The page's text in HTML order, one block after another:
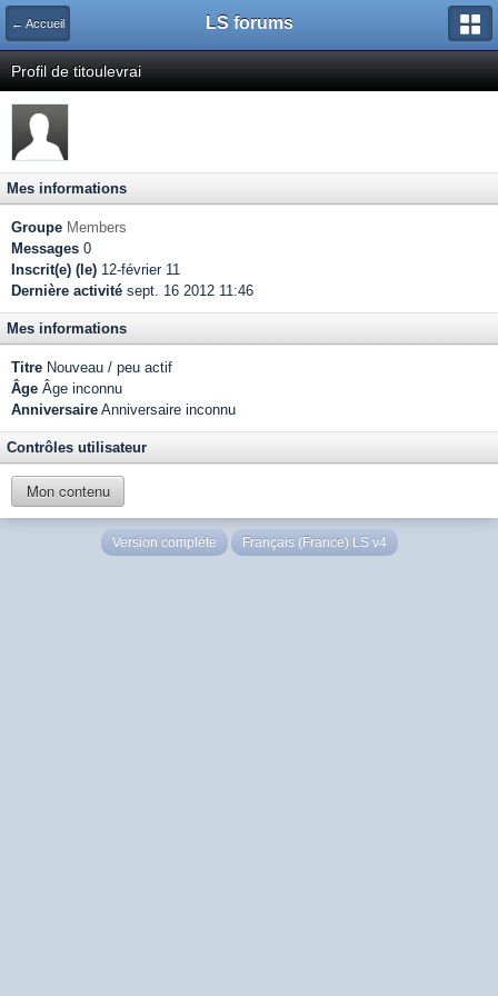
← Accueil LS forums
Profil de titoulevrai
Mes informations
Groupe Members
Messages 0
Inscrit(e) (le) 12-février 11
Dernière activité sept. 16 2012 11:46
Mes informations
Titre Nouveau / peu actif
Âge Âge inconnu
Anniversaire Anniversaire inconnu
Contrôles utilisateur
Mon contenu
Version complète Français (France) LS v4